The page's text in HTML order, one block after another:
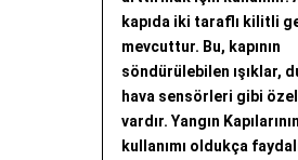
kapıda iki taraflı kilitli
mevcuttur. Bu, kapının
söndürülebilen ışıklar,
hava sensörleri gibi
vardır. Yangın Kapılarının
kullanımı oldukça